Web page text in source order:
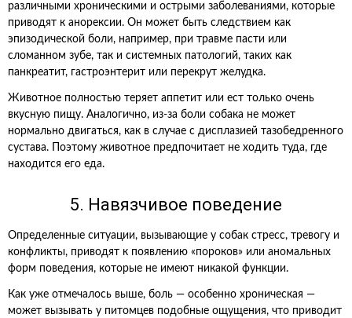
различными хроническими и острыми заболеваниями, которые
приводят к анорексии. Он может быть следствием как
эпизодической боли, например, при травме пасти или
сломанном зубе, так и системных патологий, таких как
панкреатит, гастроэнтерит или перекрут желудка.
Животное полностью теряет аппетит или ест только очень
вкусную пищу. Аналогично, из-за боли собака не может
нормально двигаться, как в случае с дисплазией тазобедренного
сустава. Поэтому животное предпочитает не ходить туда, где
находится его еда.
5. Навязчивое поведение
Определенные ситуации, вызывающие у собак стресс, тревогу и
конфликты, приводят к появлению «пороков» или аномальных
форм поведения, которые не имеют никакой функции.
Как уже отмечалось выше, боль — особенно хроническая —
может вызывать у питомцев подобные ощущения, что приводит